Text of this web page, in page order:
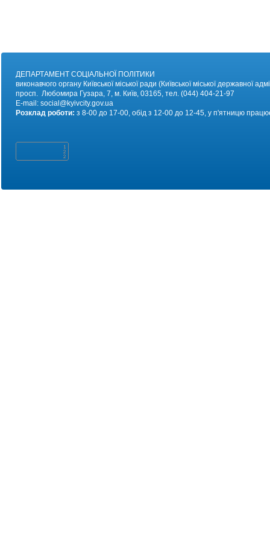
ДЕПАРТАМЕНТ СОЦІАЛЬНОЇ ПОЛІТИКИ
виконавчого органу Київської міської ради (Київської міської державної
просп. Любомира Гузара, 7, м. Київ, 03165, тел. (044) 404-21-97
E-mail: social@kyivcity.gov.ua
Розклад роботи: з 8-00 до 17-00, обід з 12-00 до 12-45, у п'ятницю